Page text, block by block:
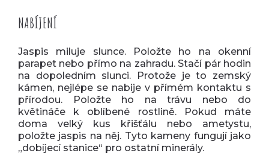
NABÍJENÍ
Jaspis miluje slunce. Položte ho na okenní
parapet nebo přímo na zahradu. Stačí pár hodin
na dopoledním slunci. Protože je to zemský
kámen, nejlépe se nabije v přímém kontaktu s
přírodou. Položte ho na trávu nebo do
květináče k oblíbené rostlině. Pokud máte
doma velký kus křišťálu nebo ametystu,
položte jaspis na něj. Tyto kameny fungují jako
„dobíjecí stanice“ pro ostatní minerály.